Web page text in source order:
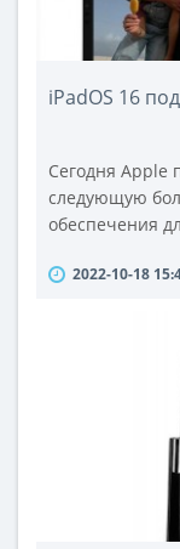
iPadOS 16
Сегодня Apple
следующую
обеспечения
объявила о
появление
этом
ждать меньше
2022-10-18